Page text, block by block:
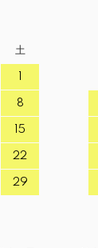
土
8
15
22
29